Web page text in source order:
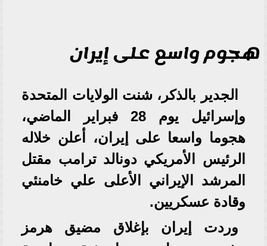
هجوم واسع على إيران
الجدير بالذكر، شنت الولايات المتحدة
وإسرائيل يوم 28 فبراير الماضي،
هجوما واسعا على إيران، أعلن خلاله
الرئيس الأمريكي دونالد ترامب مقتل
المرشد الإيراني الأعلى علي خامنئي
وقادة عسكريين.
وردت إيران بإغلاق مضيق هرمز